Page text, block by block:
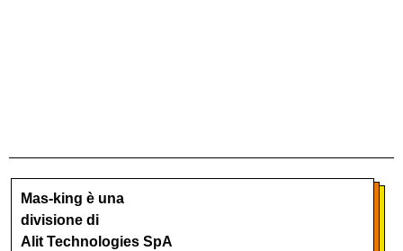
Mas-king è una
divisione di
Alit Technologies SpA